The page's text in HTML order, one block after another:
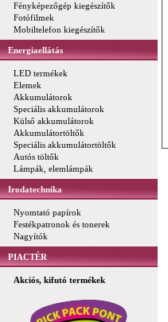
Fényképezőgép kiegészítők
Fotófilmek
Mobiltelefon kiegészítők
Energiaellátás
LED termékek
Elemek
Akkumulátorok
Speciális akkumulátorok
Külső akkumulátorok
Akkumulátortöltők
Speciális akkumulátortöltők
Autós töltők
Lámpák, elemlámpák
Irodatechnika
Nyomtató papírok
Festékpatronok és tonerek
Nagyítók
PIACTÉR
Akciós, kifutó termékek